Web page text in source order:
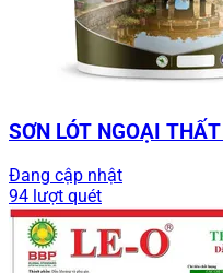
SƠN LÓT NGOẠI
Đang cập nhật
94 lượt quét